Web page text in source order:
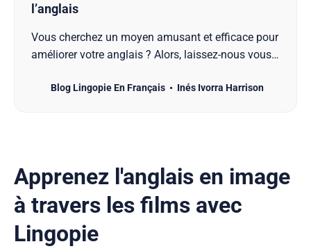
l’anglais
Vous cherchez un moyen amusant et efficace pour
améliorer votre anglais ? Alors, laissez-nous vous
apprentissage : les poèmes ! Oui, vous avez bien
Blog Lingopie En Français Inés Ivorra Harrison
Apprenez l'anglais en image
à travers les films avec
Lingopie